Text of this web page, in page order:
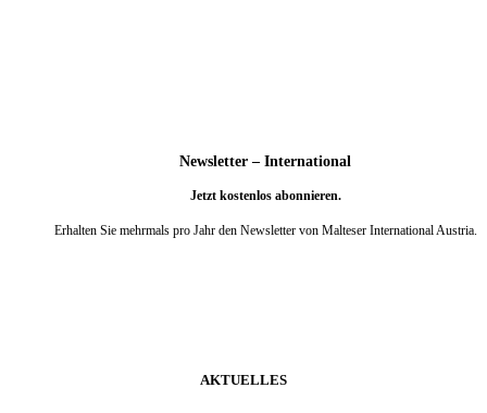
Newsletter – International
Jetzt kostenlos abonnieren.
Erhalten Sie mehrmals pro Jahr den Newsletter von Malteser International Austria.
AKTUELLES